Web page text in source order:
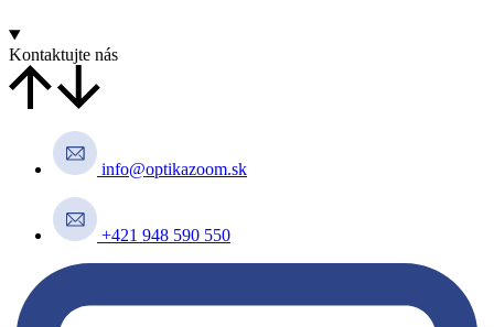
Kontaktujte nás
info@optikazoom.sk
+421 948 590 550